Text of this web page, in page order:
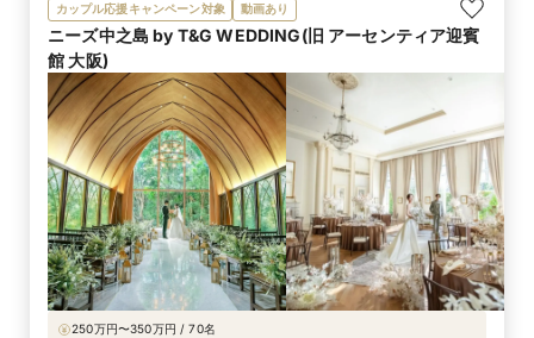
カップル応援キャンペーン対象 動画あり
ニーズ中之島 by T&G WEDDING(旧 アーセンティア迎賓
館 大阪)
250万円〜350万円 / 70名